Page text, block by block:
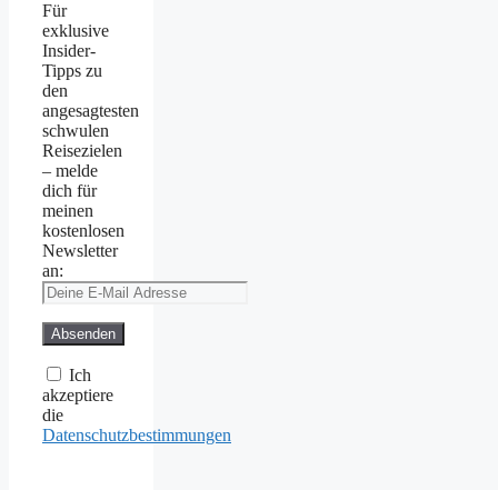
Für
exklusive
Insider-
Tipps zu
den
angesagtesten
schwulen
Reisezielen
– melde
dich für
meinen
kostenlosen
Newsletter
an:
Ich
akzeptiere
die
Datenschutzbestimmungen